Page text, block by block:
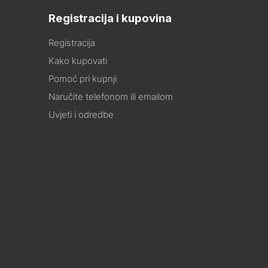
Registracija i kupovina
Registracija
Kako kupovati
Pomoć pri kupnji
Naručite telefonom ili emailom
Uvjeti i odredbe